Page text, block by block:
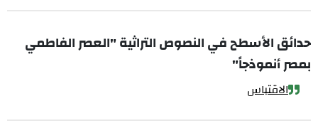
حدائق الأسطح في النصوص التراثية "العصر الفاطمي
بمصر أنموذجاً"
الاقتباس